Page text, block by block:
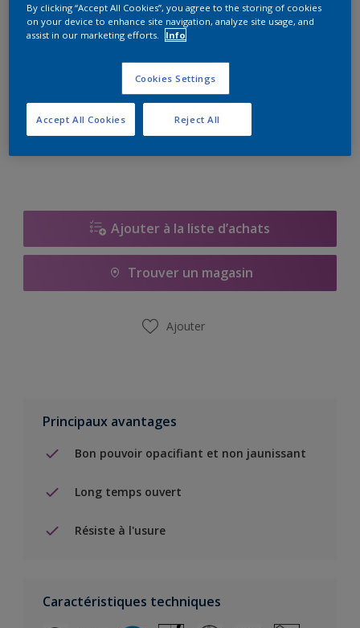
Format
Ajouter à la liste d’achats
Trouver un magasin
Ajouter
Principaux avantages
Bon pouvoir opacifiant et non jaunissant
Long temps ouvert
Résiste à l'usure
Caractéristiques techniques
By clicking “Accept All Cookies”, you agree to the storing of cookies
on your device to enhance site navigation, analyze site usage, and
assist in our marketing efforts.
Info
Cookies Settings
Reject All
Accept All Cookies